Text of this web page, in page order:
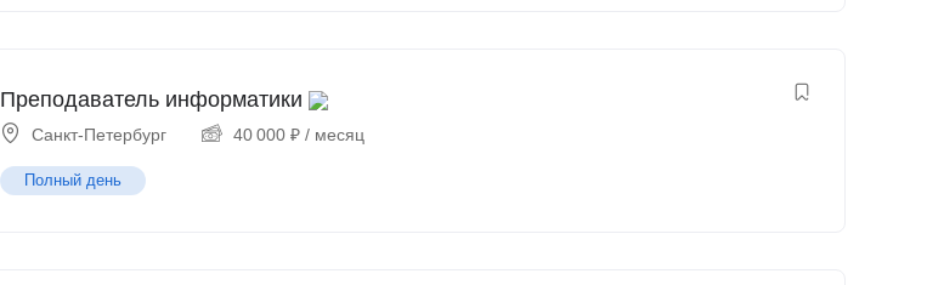
Преподаватель информатики
Санкт-Петербург 40 000 ₽ / месяц
Полный день